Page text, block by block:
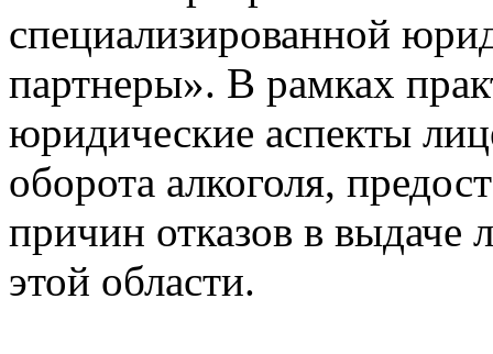
специализированной
партнеры». В рамках
юридические аспекты
оборота алкоголя,
причин отказов в выдаче
этой области.